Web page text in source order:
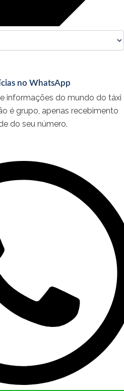
no WhatsApp
informações do mundo do táxi
é grupo, apenas recebimento
do seu número.